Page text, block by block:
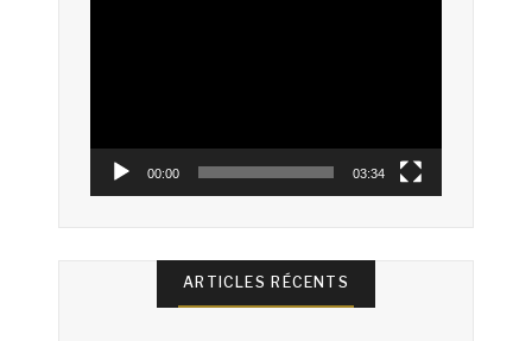
00:00 03:34
ARTICLES RÉCENTS